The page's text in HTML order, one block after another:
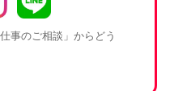
事のご相談」からどう